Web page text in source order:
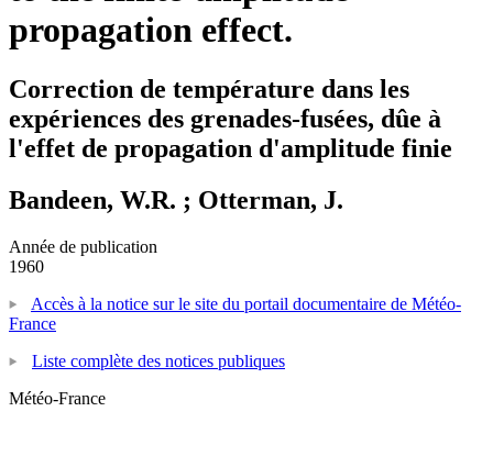
propagation effect.
Correction de température dans les
expériences des grenades-fusées, dûe à
l'effet de propagation d'amplitude finie
Bandeen, W.R. ; Otterman, J.
Année de publication
1960
Accès à la notice sur le site du portail documentaire de Météo-
France
Liste complète des notices publiques
Météo-France